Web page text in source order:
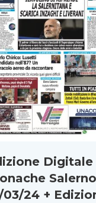
Digitale
Salerno
03/24 +